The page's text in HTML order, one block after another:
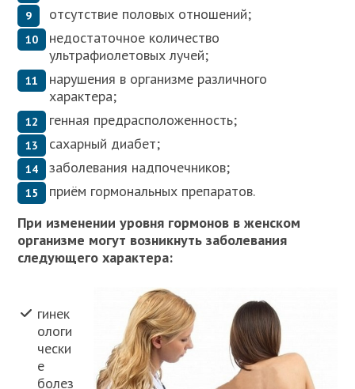
отсутствие половых отношений;
недостаточное количество
ультрафиолетовых лучей;
нарушения в организме различного
характера;
генная предрасположенность;
сахарный диабет;
заболевания надпочечников;
приём гормональных препаратов.
При изменении уровня гормонов в женском
организме могут возникнуть заболевания
следующего характера:
гинек
ологи
чески
е
болез